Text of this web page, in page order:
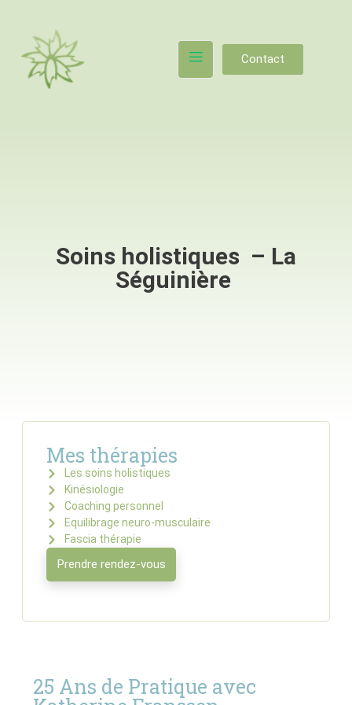
Contact
Soins holistiques – La
Séguinière
Mes thérapies
Les soins holistiques
Kinésiologie
Coaching personnel
Equilibrage neuro-musculaire
Fascia thérapie
Prendre rendez-vous
25 Ans de Pratique avec